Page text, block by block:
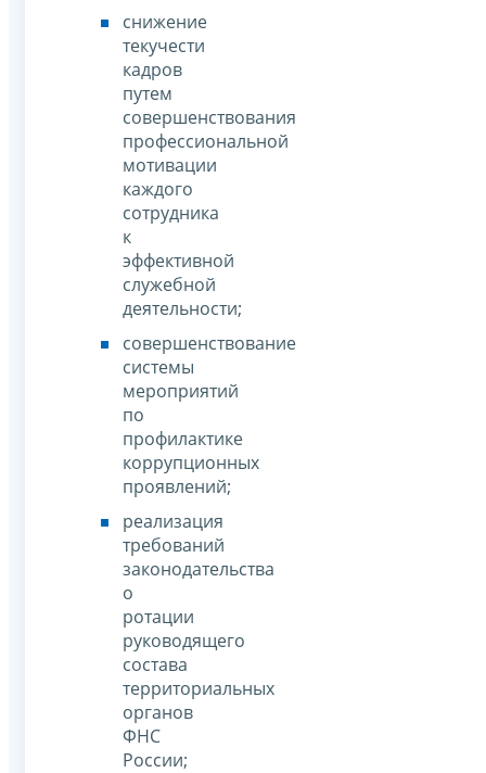
снижение
текучести
кадров
путем
совершенствования
профессиональной
мотивации
каждого
сотрудника
к
эффективной
служебной
деятельности;
совершенствование
системы
мероприятий
по
профилактике
коррупционных
проявлений;
реализация
требований
законодательства
о
ротации
руководящего
состава
территориальных
органов
ФНС
России;